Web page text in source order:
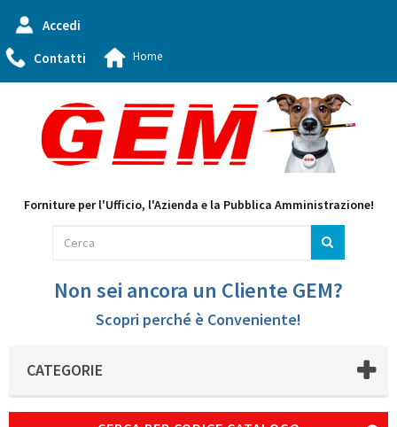
Accedi
Contatti
Home
Forniture per l'Ufficio, l'Azienda e la Pubblica Amministrazione!
Non sei ancora un Cliente GEM?
Scopri perché è Conveniente!
CATEGORIE